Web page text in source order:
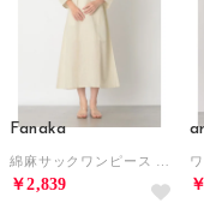
Fanaka
￥2,839